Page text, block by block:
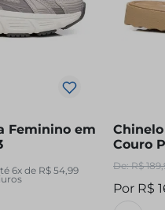
Feminino em
6x de R$ 54 99
Couro
R$ 189,
R$